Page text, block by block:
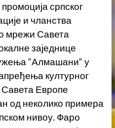
српског
и чланства
мрежи Савета
заједнице
“Алмашани“ у
културног
Европе
од неколико примера
нивоу. Фаро